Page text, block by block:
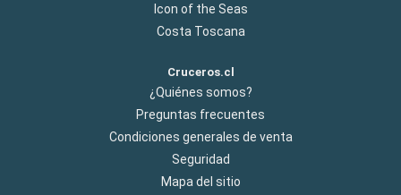
Icon of the Seas
Costa Toscana
Cruceros.cl
¿Quiénes somos?
Preguntas frecuentes
Condiciones generales de venta
Seguridad
Mapa del sitio